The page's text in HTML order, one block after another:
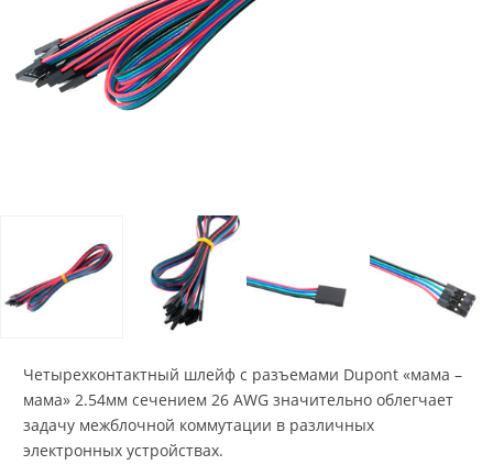
Четырехконтактный шлейф с разъемами Dupont «мама –
мама» 2.54мм сечением 26 AWG значительно облегчает
задачу межблочной коммутации в различных
электронных устройствах.